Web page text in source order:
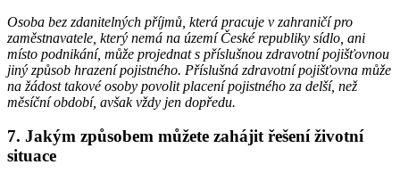
Osoba bez zdanitelných příjmů, která pracuje v zahraničí pro
zaměstnavatele, který nemá na území České republiky sídlo, ani
místo podnikání, může projednat s příslušnou zdravotní pojišťovnou
jiný způsob hrazení pojistného. Příslušná zdravotní pojišťovna může
na žádost takové osoby povolit placení pojistného za delší, než
měsíční období, avšak vždy jen dopředu.
7. Jakým způsobem můžete zahájit řešení životní
situace